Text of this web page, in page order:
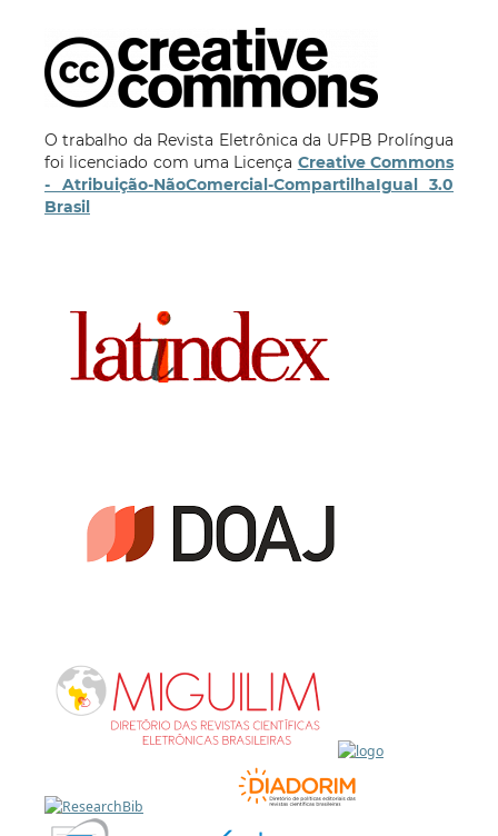
O trabalho da Revista Eletrônica da UFPB Prolíngua
foi licenciado com uma Licença Creative Commons
- Atribuição-NãoComercial-CompartilhaIgual 3.0
Brasil